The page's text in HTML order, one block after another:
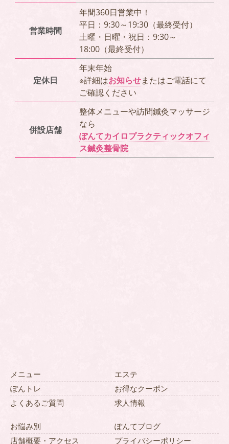
営業時間
年間360日営業中！
平日：9:30～19:30（最終受付）
土曜・日曜・祝日：9:30～
18:00（最終受付）
定休日
年末年始
※詳細はお知らせまたはご電話にて
ご確認ください
併設店舗
整体メニューや訪問鍼灸マッサージ
なら
ぽんてカイロプラクティックオフィ
ス鍼灸整骨院
メニュー
エステ
ぽんトレ
お得なクーポン
よくあるご質問
求人情報
お悩み別
ぽんてブログ
店舗概要・アクセス
プライバシーポリシー